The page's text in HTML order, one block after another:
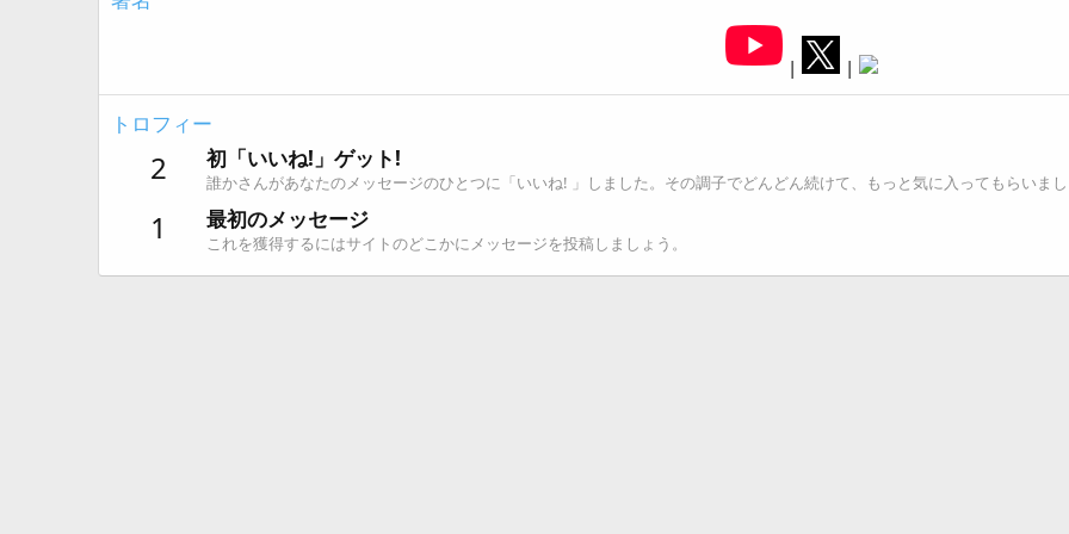
| |
トロフィー
2 初「いいね!」ゲット!
誰かさんがあなたのメッセージのひとつに「いいね! 」しました。その調子でどんどん続けて、もっと気に入ってもらいま
1 最初のメッセージ
これを獲得するにはサイトのどこかにメッセージを投稿しましょう。